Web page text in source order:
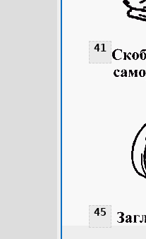
41
45
45
45
45
45